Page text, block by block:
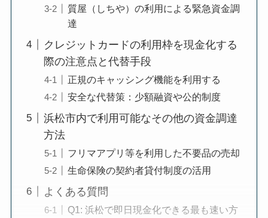
質屋（しちや）の利用による緊急資金調
達
クレジットカードの利用枠を現金化する
際の注意点と代替手段
正規のキャッシング機能を利用する
安全な代替策：少額融資や公的制度
浜松市内で利用可能なその他の資金調達
方法
フリマアプリ等を利用した不要品の売却
生命保険の契約者貸付制度の活用
よくある質問
Q1: 浜松で即日現金化できる最も速い方